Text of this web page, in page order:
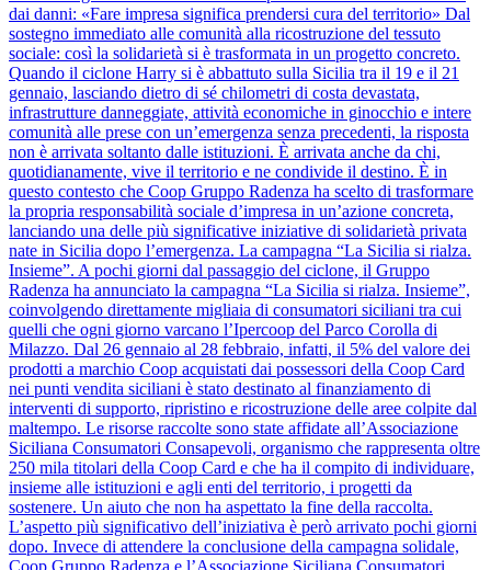
dai danni: «Fare impresa significa prendersi cura del territorio» Dal
sostegno immediato alle comunità alla ricostruzione del tessuto
sociale: così la solidarietà si è trasformata in un progetto concreto.
Quando il ciclone Harry si è abbattuto sulla Sicilia tra il 19 e il 21
gennaio, lasciando dietro di sé chilometri di costa devastata,
infrastrutture danneggiate, attività economiche in ginocchio e intere
comunità alle prese con un’emergenza senza precedenti, la risposta
non è arrivata soltanto dalle istituzioni. È arrivata anche da chi,
quotidianamente, vive il territorio e ne condivide il destino. È in
questo contesto che Coop Gruppo Radenza ha scelto di trasformare
la propria responsabilità sociale d’impresa in un’azione concreta,
lanciando una delle più significative iniziative di solidarietà privata
nate in Sicilia dopo l’emergenza. La campagna “La Sicilia si rialza.
Insieme”. A pochi giorni dal passaggio del ciclone, il Gruppo
Radenza ha annunciato la campagna “La Sicilia si rialza. Insieme”,
coinvolgendo direttamente migliaia di consumatori siciliani tra cui
quelli che ogni giorno varcano l’Ipercoop del Parco Corolla di
Milazzo. Dal 26 gennaio al 28 febbraio, infatti, il 5% del valore dei
prodotti a marchio Coop acquistati dai possessori della Coop Card
nei punti vendita siciliani è stato destinato al finanziamento di
interventi di supporto, ripristino e ricostruzione delle aree colpite dal
maltempo. Le risorse raccolte sono state affidate all’Associazione
Siciliana Consumatori Consapevoli, organismo che rappresenta oltre
250 mila titolari della Coop Card e che ha il compito di individuare,
insieme alle istituzioni e agli enti del territorio, i progetti da
sostenere. Un aiuto che non ha aspettato la fine della raccolta.
L’aspetto più significativo dell’iniziativa è però arrivato pochi giorni
dopo. Invece di attendere la conclusione della campagna solidale,